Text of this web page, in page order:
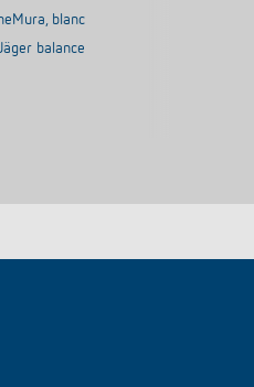
blanc
balance